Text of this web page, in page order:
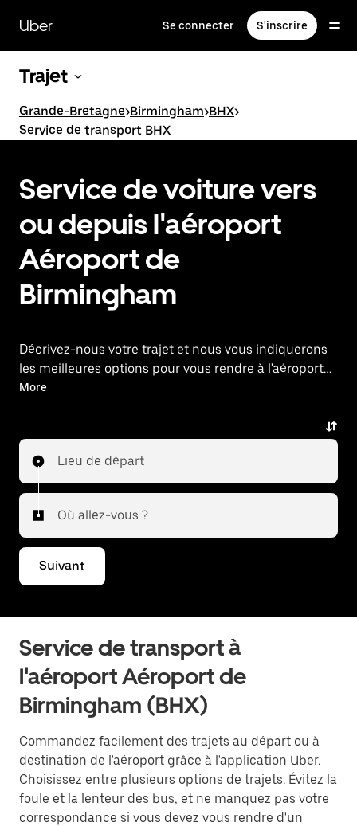
contenu
principal
Uber Se connecter S'inscrire
Trajet
Grande-Bretagne>Birmingham>BHX>
Service de transport BHX
Service de voiture vers
ou depuis l'aéroport
Aéroport de
Birmingham
Décrivez-nous votre trajet et nous vous indiquerons
les meilleures options pour vous rendre à l'aéroport
ou en revenir. Vous accéderez aux prix affichés à
More
Lieu de départ
Où allez-vous ?
Suivant
Service de transport à
l'aéroport Aéroport de
Birmingham (BHX)
Commandez facilement des trajets au départ ou à
destination de l'aéroport grâce à l'application Uber.
Choisissez entre plusieurs options de trajets. Évitez la
foule et la lenteur des bus, et ne manquez pas votre
correspondance si vous devez vous rendre d'un